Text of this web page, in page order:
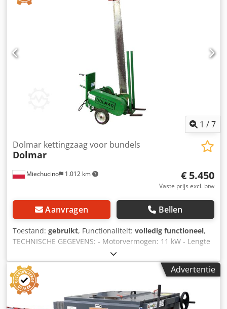
1 /7
Miechucino 1.012 km
Dolmar kettingzaag voor bundels
Dolmar
€ 5.450
Vaste prijs excl. btw
Aanvragen Bellen
Toestand: gebruikt, Functionaliteit: volledig functioneel,
TECHNISCHE GEGEVENS: - Motorvermogen: 11 kW - Lengte
geleiderail: 1700 mm - Kettingsmering - Mobiele
constructie - Afmetingen machine: 150x80x290 cm -
Gewicht: 200 kg Chjdpfxjw Iqflo Agmja
Advertentie